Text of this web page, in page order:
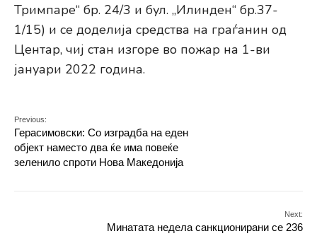
Тримпаре“ бр. 24/3 и бул. „Илинден“ бр.37-
1/15) и се доделија средства на граѓанин од
Центар, чиј стан изгоре во пожар на 1-ви
јануари 2022 година.
Previous:
Герасимовски: Со изградба на еден
објект наместо два ќе има повеќе
зеленило спроти Нова Македонија
Next:
Минатата недела санкционирани се 236